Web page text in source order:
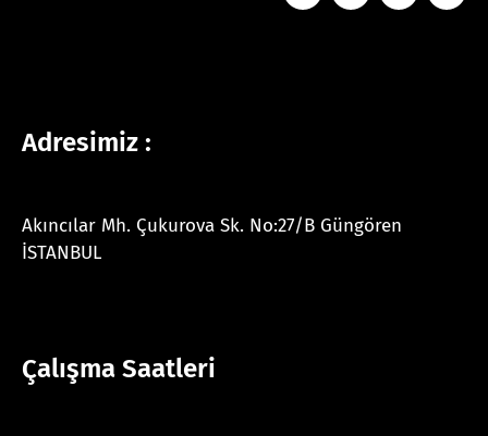
Adresimiz :
Akıncılar Mh. Çukurova Sk. No:27/B Güngören
İSTANBUL
Çalışma Saatleri